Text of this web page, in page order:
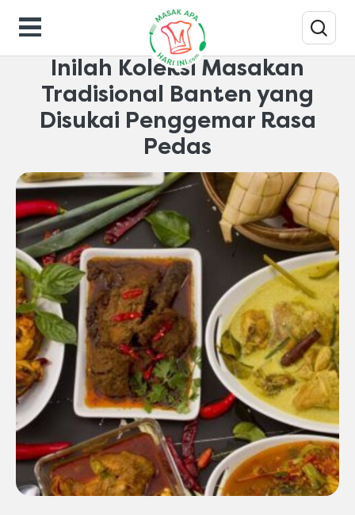
Makanan-gaya-hidup
Inilah Koleksi Masakan
Tradisional Banten yang
Disukai Penggemar Rasa
Pedas